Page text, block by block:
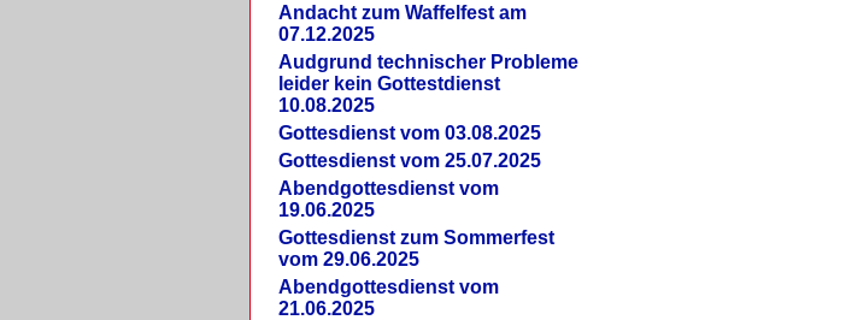
Andacht zum Waffelfest am
07.12.2025
Audgrund technischer Probleme
leider kein Gottestdienst
10.08.2025
Gottesdienst vom 03.08.2025
Gottesdienst vom 25.07.2025
Abendgottesdienst vom
19.06.2025
Gottesdienst zum Sommerfest
vom 29.06.2025
Abendgottesdienst vom
21.06.2025